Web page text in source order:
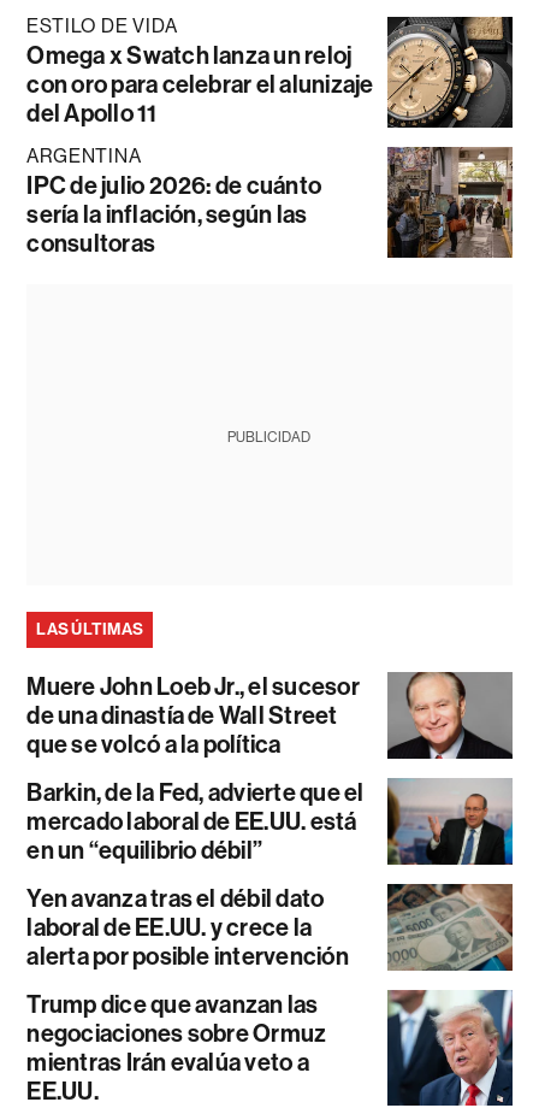
ESTILO DE VIDA
Omega x Swatch lanza un reloj
con oro para celebrar el alunizaje
del Apollo 11
ARGENTINA
IPC de julio 2026: de cuánto
sería la inflación, según las
consultoras
PUBLICIDAD
LAS ÚLTIMAS
Muere John Loeb Jr., el sucesor
de una dinastía de Wall Street
que se volcó a la política
Barkin, de la Fed, advierte que el
mercado laboral de EE.UU. está
en un “equilibrio débil”
Yen avanza tras el débil dato
laboral de EE.UU. y crece la
alerta por posible intervención
Trump dice que avanzan las
negociaciones sobre Ormuz
mientras Irán evalúa veto a
EE.UU.